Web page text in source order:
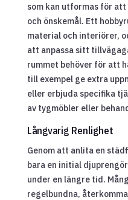
som kan utformas för
och önskemål. Ett
material och interiörer,
att anpassa sitt
rummet behöver för att
till exempel ge extra
eller erbjuda specifika
av tygmöbler eller
Långvarig Renlighet
Genom att anlita en
bara en initial
under en längre tid.
regelbundna,